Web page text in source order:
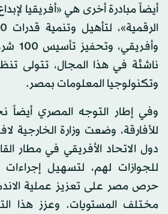
أيضاً مبادرة أخرى هي «أفريقيا
ناشئة في هذا المجال، تتولى
وتكنولوجيا المعلومات بمصر.
وفي إطار التوجه المصري أيضاً
للأفارقة، وضعت وزارة الخارجية
دول الاتحاد الأفريقي في مطار
للجوازات لهم، لتسهيل
حرص مصر على تعزيز عملية
مختلف المستويات. وعزز هذا